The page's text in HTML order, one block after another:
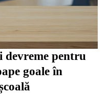
devreme pentru
goale în